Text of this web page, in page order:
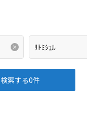
検索する0件